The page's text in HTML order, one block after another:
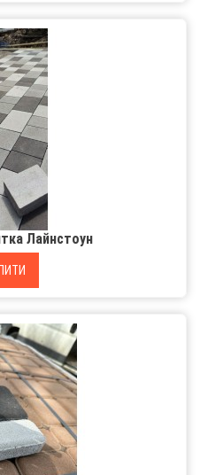
Лайнстоун